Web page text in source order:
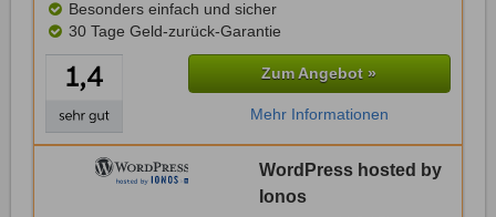
Besonders einfach und sicher
30 Tage Geld-zurück-Garantie
Zum Angebot »
Mehr Informationen
WordPress hosted by
Ionos